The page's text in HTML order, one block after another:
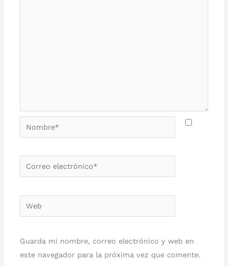
Nombre*
Correo
electrónico*
Web
Guarda mi nombre, correo electrónico y web en
este navegador para la próxima vez que comente.